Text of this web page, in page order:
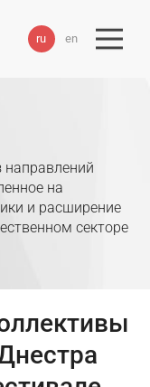
ru en
на
и расширение
секторе